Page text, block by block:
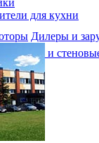
для кухни
и
Marine
СП
Дилеры и